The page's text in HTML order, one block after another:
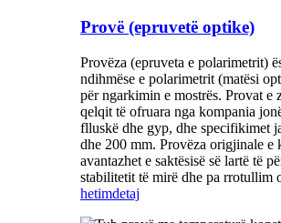
Provë (epruvetë optike)
Provëza (epruveta e polarimetrit)
ndihmëse e polarimetrit (matësi
për ngarkimin e mostrës. Provat e
qelqit të ofruara nga kompania
flluskë dhe gyp, dhe specifikimet
dhe 200 mm. Provëza origjinale e
avantazhet e saktësisë së lartë të
stabilitetit të mirë dhe pa rrotullim
hetimdetaj